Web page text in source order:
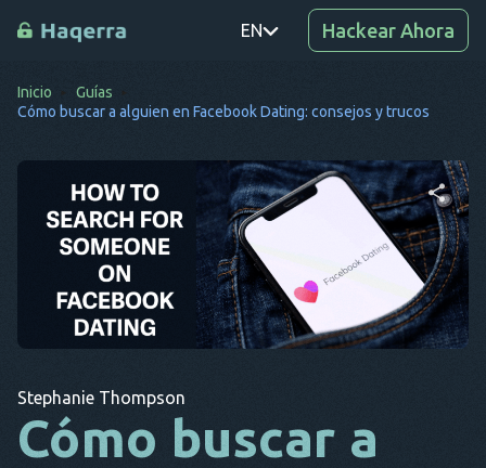
EN
PT
RO
SV
KO
BG
Hackear Ahora
Inicio
Guías
Cómo buscar a alguien en Facebook Dating: consejos y trucos
Comparte este artículo
Twitter Facebook Copiar enlace
Stephanie Thompson
Cómo buscar a